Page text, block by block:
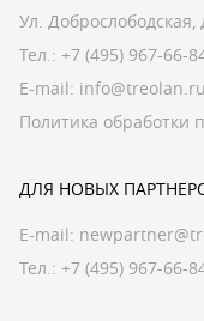
Ул. Доброслободская,
Тел.: +7 (495) 967-66-
E-mail: info@treolan.ru
Политика обработки
ДЛЯ НОВЫХ
E-mail:
Тел.: +7 (495) 967-66-